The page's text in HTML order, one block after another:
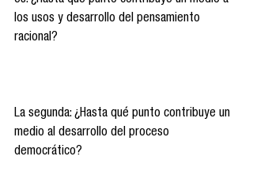
los usos y desarrollo del pensamiento
racional?
La segunda: ¿Hasta qué punto contribuye un
medio al desarrollo del proceso
democrático?